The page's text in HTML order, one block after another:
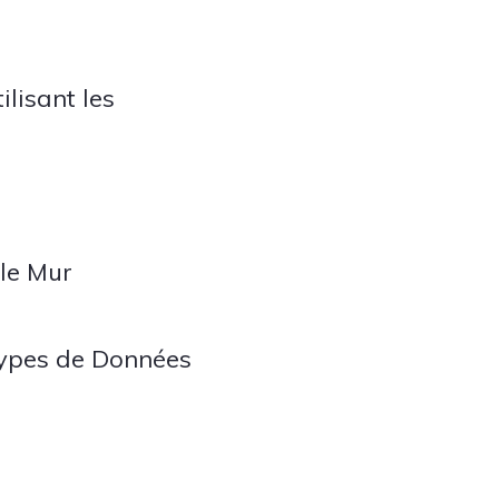
les
Mur
de Données